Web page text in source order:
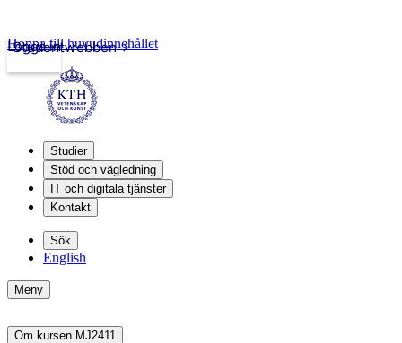
Studentwebben
Logga in
Hoppa till huvudinnehållet
Studier
Stöd och vägledning
IT och digitala tjänster
Kontakt
Sök
English
Meny
Om kursen MJ2411